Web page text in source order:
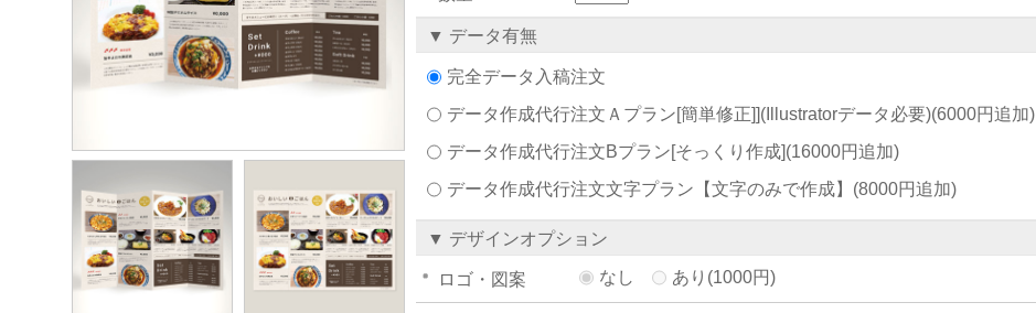
▼ データ有無
完全データ入稿注文
データ作成代行注文Ａプラン[簡単修正]](Illustratorデータ必要)(6000円追加)
データ作成代行注文Bプラン[そっくり作成](16000円追加)
データ作成代行注文文字プラン【文字のみで作成】 (8000円追加)
▼ デザインオプション
ロゴ・図案 なし あり(1000円)